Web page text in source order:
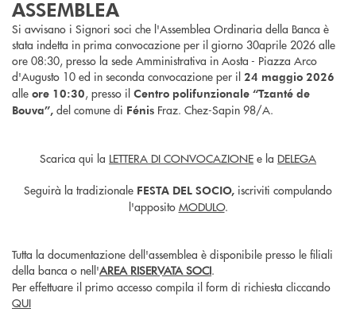
ASSEMBLEA
Si avvisano i Signori soci che l'Assemblea Ordinaria della Banca è
stata indetta in prima convocazione per il giorno 30aprile 2026 alle
ore 08:30, presso la sede Amministrativa in Aosta - Piazza Arco
d'Augusto 10 ed in seconda convocazione per il 24 maggio 2026
alle ore 10:30, presso il Centro polifunzionale “Tzanté de
Bouva”, del comune di Fénis Fraz. Chez-Sapin 98/A.
Scarica qui la LETTERA DI CONVOCAZIONE e la DELEGA
Seguirà la tradizionale FESTA DEL SOCIO, iscriviti compulando
l'apposito MODULO.
Tutta la documentazione dell'assemblea è disponibile presso le filiali
della banca o nell'AREA RISERVATA SOCI.
Per effettuare il primo accesso compila il form di richiesta cliccando
QUI